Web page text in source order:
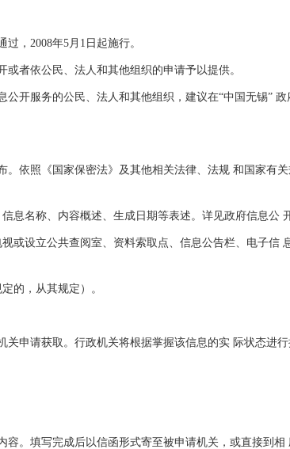
，2008年5月1日起施行。
者依公民、法人和其他组织的申请予以提供。
开服务的公民、法人和其他组织，建议在“中国无锡” 政
依照《国家保密法》及其他相关法律、法规 和国家有
名称、内容概述、生成日期等表述。详见政府信息公
设立公共查阅室、资料索取点、信息公告栏、电子信
的，从其规定）。
申请获取。行政机关将根据掌握该信息的实 际状态进行
。填写完成后以信函形式寄至被申请机关，或直接到相